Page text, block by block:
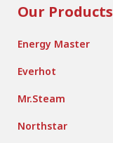
Our Products
Energy Master
Everhot
Mr.Steam
Northstar